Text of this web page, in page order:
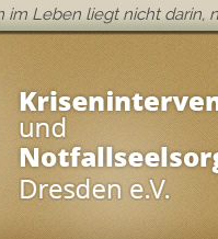
im Leben liegt nicht darin,